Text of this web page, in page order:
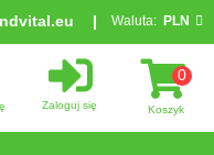
Waluta: PLN
Zaloguj się
0
Koszyk